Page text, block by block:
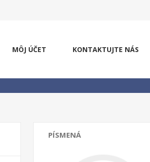
MÔJ ÚČET KONTAKTUJTE NÁS
PÍSMENÁ